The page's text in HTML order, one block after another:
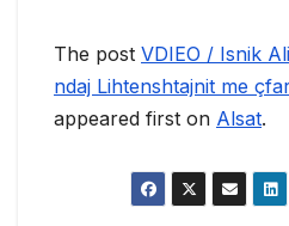
The post VDIEO / Isnik
ndaj Lihtenshtajnit me
appeared first on Alsat.